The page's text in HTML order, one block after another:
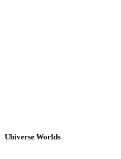
Ubiverse Worlds